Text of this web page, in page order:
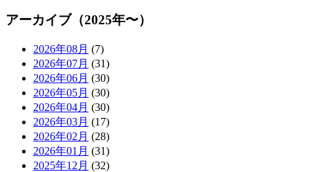
アーカイブ（2025年〜）
2026年08月 (7)
2026年07月 (31)
2026年06月 (30)
2026年05月 (30)
2026年04月 (30)
2026年03月 (17)
2026年02月 (28)
2026年01月 (31)
2025年12月 (32)